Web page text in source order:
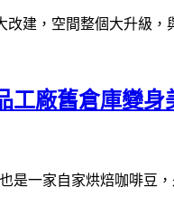
建，空間整個大升級，
工廠舊倉庫變
是一家自家烘焙咖啡豆